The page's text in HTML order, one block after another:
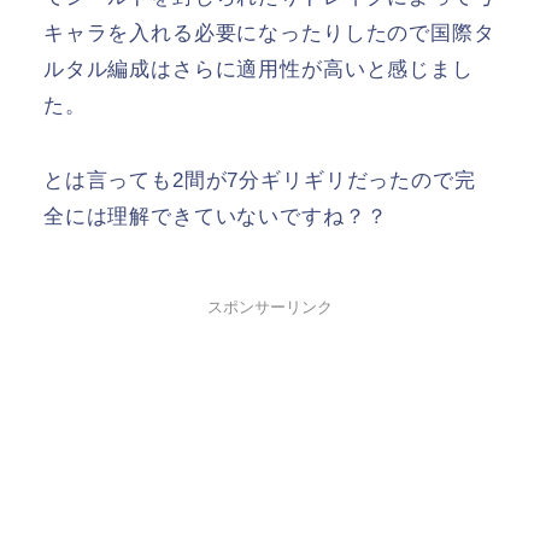
キャラを入れる必要になったりしたので国際タ
ルタル編成はさらに適用性が高いと感じまし
た。
とは言っても2間が7分ギリギリだったので完
全には理解できていないですね？？
スポンサーリンク